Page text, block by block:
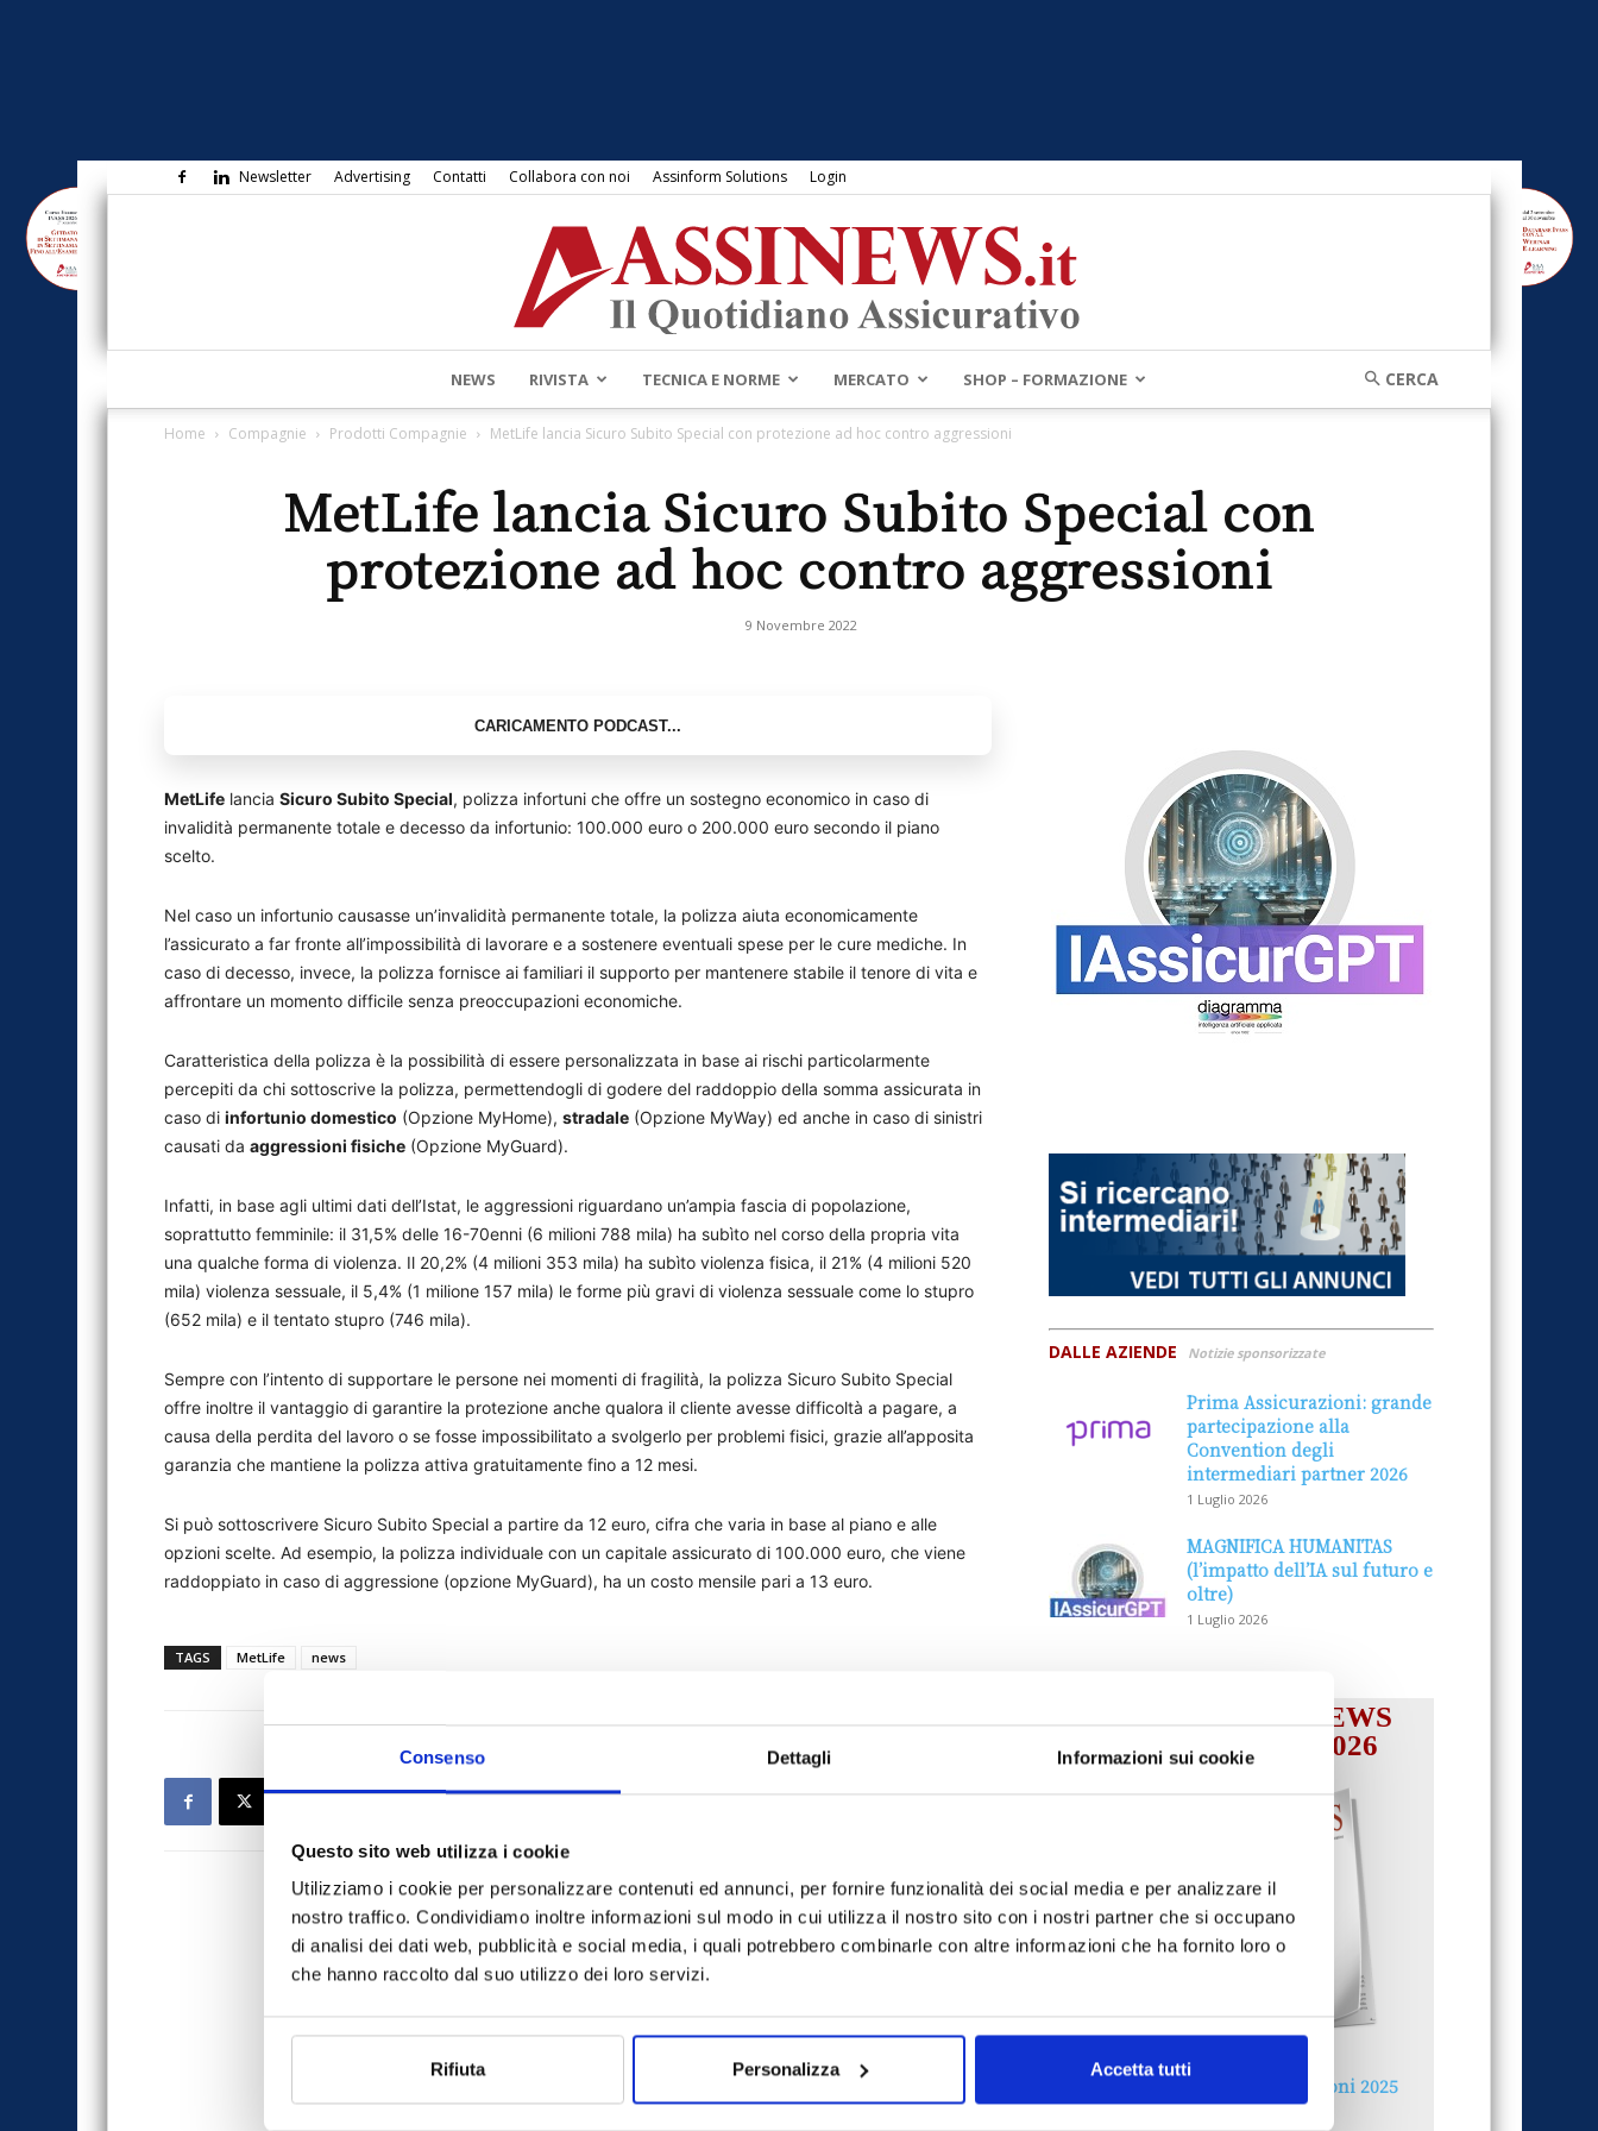
Consenso Dettagli Informazioni sui cookie
Questo sito web utilizza i cookie
Utilizziamo i cookie per personalizzare contenuti ed annunci, per fornire funzionalità dei social media e per analizzare il
nostro traffico. Condividiamo inoltre informazioni sul modo in cui utilizza il nostro sito con i nostri partner che si occupano
di analisi dei dati web, pubblicità e social media, i quali potrebbero combinarle con altre informazioni che ha fornito loro o
che hanno raccolto dal suo utilizzo dei loro servizi.
Rifiuta Personalizza Accetta tutti
Newsletter Advertising Contatti Collabora con noi Assinform Solutions Login
Assinews.it
NEWS RIVISTA TECNICA E NORME MERCATO SHOP – FORMAZIONE
Home Compagnie Prodotti Compagnie MetLife lancia Sicuro Subito Special con protezione ad hoc contro aggressioni
MetLife lancia Sicuro Subito Special con
protezione ad hoc contro aggressioni
9 Novembre 2022
MetLife lancia Sicuro Subito Special, polizza infortuni che offre un sostegno economico in caso di
invalidità permanente totale e decesso da infortunio: 100.000 euro o 200.000 euro secondo il piano
scelto.
Nel caso un infortunio causasse un’invalidità permanente totale, la polizza aiuta economicamente
l’assicurato a far fronte all’impossibilità di lavorare e a sostenere eventuali spese per le cure mediche. In
caso di decesso, invece, la polizza fornisce ai familiari il supporto per mantenere stabile il tenore di vita e
affrontare un momento difficile senza preoccupazioni economiche.
Caratteristica della polizza è la possibilità di essere personalizzata in base ai rischi particolarmente
percepiti da chi sottoscrive la polizza, permettendogli di godere del raddoppio della somma assicurata in
caso di infortunio domestico (Opzione MyHome), stradale (Opzione MyWay) ed anche in caso di sinistri
causati da aggressioni fisiche (Opzione MyGuard).
Infatti, in base agli ultimi dati dell’Istat, le aggressioni riguardano un’ampia fascia di popolazione,
soprattutto femminile: il 31,5% delle 16-70enni (6 milioni 788 mila) ha subìto nel corso della propria vita
una qualche forma di violenza. Il 20,2% (4 milioni 353 mila) ha subìto violenza fisica, il 21% (4 milioni 520
mila) violenza sessuale, il 5,4% (1 milione 157 mila) le forme più gravi di violenza sessuale come lo stupro
(652 mila) e il tentato stupro (746 mila).
Sempre con l’intento di supportare le persone nei momenti di fragilità, la polizza Sicuro Subito Special
offre inoltre il vantaggio di garantire la protezione anche qualora il cliente avesse difficoltà a pagare, a
causa della perdita del lavoro o se fosse impossibilitato a svolgerlo per problemi fisici, grazie all’apposita
garanzia che mantiene la polizza attiva gratuitamente fino a 12 mesi.
Si può sottoscrivere Sicuro Subito Special a partire da 12 euro, cifra che varia in base al piano e alle
opzioni scelte. Ad esempio, la polizza individuale con un capitale assicurato di 100.000 euro, che viene
raddoppiato in caso di aggressione (opzione MyGuard), ha un costo mensile pari a 13 euro.
TAGS MetLife news
DALLE AZIENDE Notizie sponsorizzate
Prima Assicurazioni: grande
partecipazione alla
Convention degli
intermediari partner 2026
1 Luglio 2026
MAGNIFICA HUMANITAS
(l’impatto dell’IA sul futuro e
oltre)
1 Luglio 2026
IL MENSILE ASSINEWS
LUGLIO-AGOSTO 2026
Reclami e sanzioni 2025